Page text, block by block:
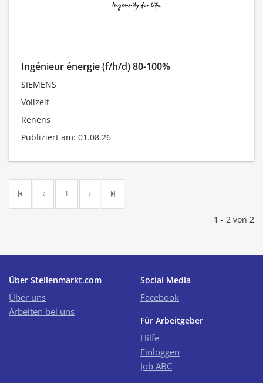
Ingénieur énergie (f/h/d) 80-100%
SIEMENS
Vollzeit
Renens
Publiziert am: 01.08.26
1
1 - 2 von 2
Über Stellenmarkt.com
Über uns
Arbeiten bei uns
Social Media
Facebook
Für Arbeitgeber
Hilfe
Einloggen
Job ABC